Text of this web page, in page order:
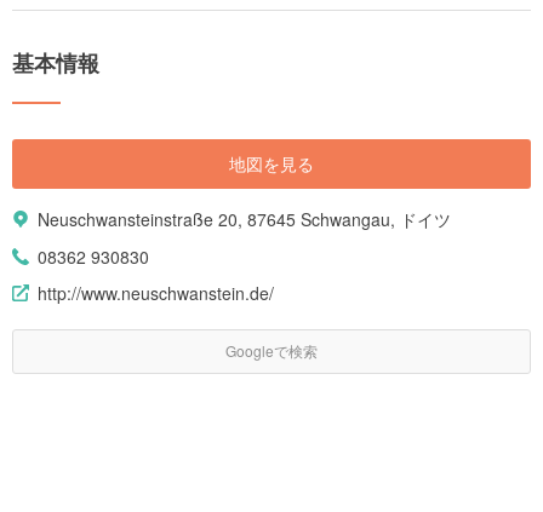
されています。 今回は、人気ツアープランやホテルと共に、ドイツの基本
すすめ観光スポット、公共交通機関の情報まで、ドイツツアー選びに役立
基本情報
地図を見る
Neuschwansteinstraße 20, 87645 Schwangau, ドイツ
08362 930830
http://www.neuschwanstein.de/
Googleで検索